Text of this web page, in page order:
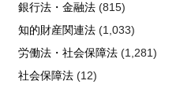
銀行法・金融法(815)
知的財産関連法(1,033)
労働法・社会保障法(1,281)
社会保障法(12)